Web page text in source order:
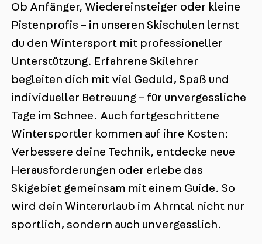
Ob Anfänger, Wiedereinsteiger oder kleine
Pistenprofis – in unseren Skischulen lernst
du den Wintersport mit professioneller
Unterstützung. Erfahrene Skilehrer
begleiten dich mit viel Geduld, Spaß und
individueller Betreuung – für unvergessliche
Tage im Schnee. Auch fortgeschrittene
Wintersportler kommen auf ihre Kosten:
Verbessere deine Technik, entdecke neue
Herausforderungen oder erlebe das
Skigebiet gemeinsam mit einem Guide. So
wird dein Winterurlaub im Ahrntal nicht nur
sportlich, sondern auch unvergesslich.